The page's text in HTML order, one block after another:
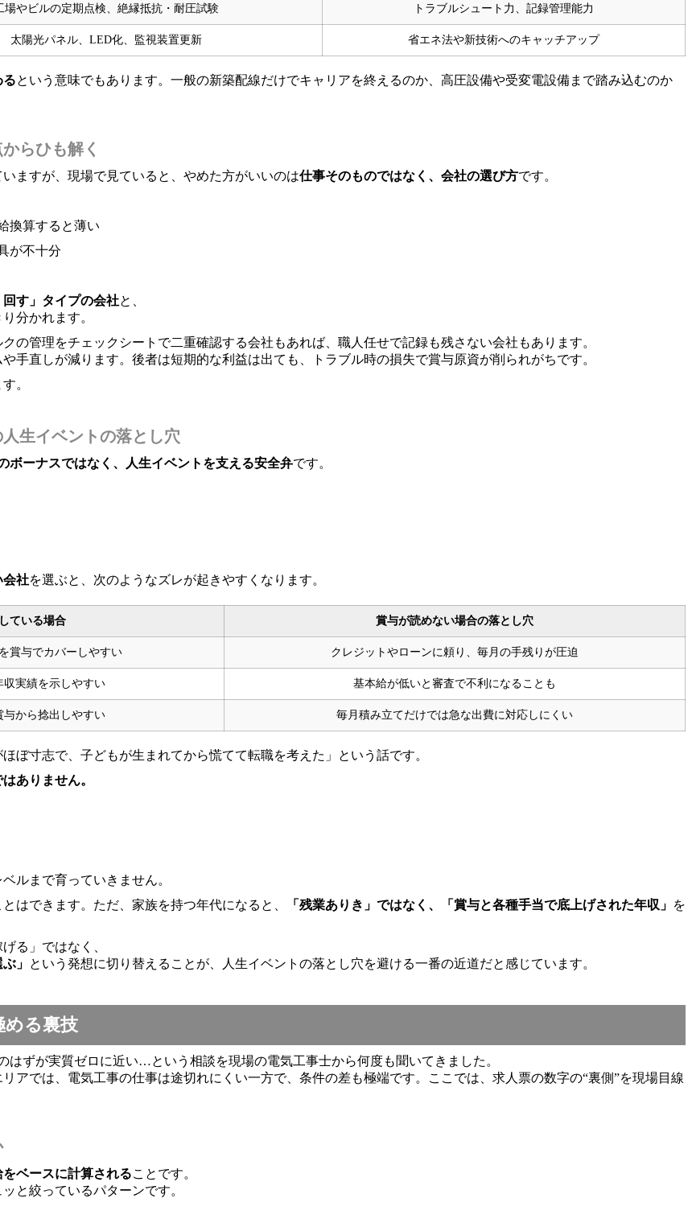
場やビルの定期点検、絶縁抵抗・耐圧試験 トラブルシュート力、記録管理能力
太陽光パネル、LED化、監視装置更新 省エネ法や新技術へのキャッチアップ
るという意味でもあります。一般の新築配線だけでキャリアを終えるのか、高圧設備や受変電設備まで踏み込むのか
らひも解く
ますが、現場で見ていると、やめた方がいいのは仕事そのものではなく、会社の選び方です。
換算すると薄い
が不十分
回す」タイプの会社と、
分かれます。
の管理をチェックシートで二重確認する会社もあれば、職人任せで記録も残さない会社もあります。
手直しが減ります。後者は短期的な利益は出ても、トラブル時の損失で賞与原資が削られがちです。
。
生イベントの落とし穴
ボーナスではなく、人生イベントを支える安全弁です。
会社を選ぶと、次のようなズレが起きやすくなります。
ている場合 賞与が読めない場合の落とし穴
賞与でカバーしやすい クレジットやローンに頼り、毎月の手残りが圧迫
実績を示しやすい 基本給が低いと審査で不利になることも
から捻出しやすい 毎月積み立てだけでは急な出費に対応しにくい
ぼ寸志で、子どもが生まれてから慌てて転職を考えた」という話です。
ありません。
ルまで育っていきません。
はできます。ただ、家族を持つ年代になると、
「残業ありき」ではなく、「賞与と各種手当で底上げされた年収」 を
る」ではなく、
」 という発想に切り替えることが、人生イベントの落とし穴を避ける一番の近道だと感じています。
める裏技
はずが実質ゼロに近い…という相談を現場の電気工事士から何度も聞いてきました。
アでは、電気工事の仕事は途切れにくい一方で、条件の差も極端です。ここでは、求人票の数字の“裏側”を現場目線
ベースに計算されることです。
と絞っているパターンです。